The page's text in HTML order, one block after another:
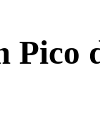
Pico